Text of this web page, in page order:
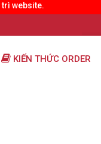
trì website.
KIẾN THỨC ORDER